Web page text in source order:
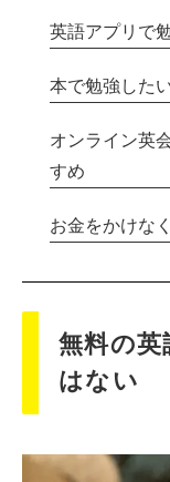
英語アプリで
本で勉強した
オンライン英
すめ
お金をかけな
無料の
はない